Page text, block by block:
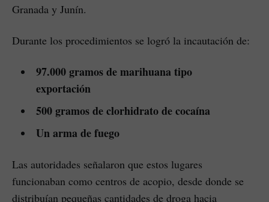
Granada y Junín.
Durante los procedimientos se logró la incautación de:
97.000 gramos de marihuana tipo
exportación
500 gramos de clorhidrato de cocaína
Un arma de fuego
Las autoridades señalaron que estos lugares
funcionaban como centros de acopio, desde donde se
distribuían pequeñas cantidades de droga hacia